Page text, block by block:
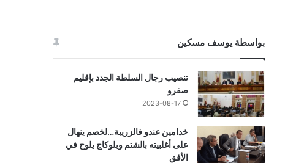
بواسطة يوسف مسكين
تنصيب رجال السلطة الجدد بإقليم
صفرو
2023-08-17
خدامين عندو فالزريبة…لخصم ينهال
على أغلبيته بالشتم وبلوكاج يلوح في
الأفق